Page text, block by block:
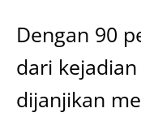
Dengan 90
dari
dijanjikan